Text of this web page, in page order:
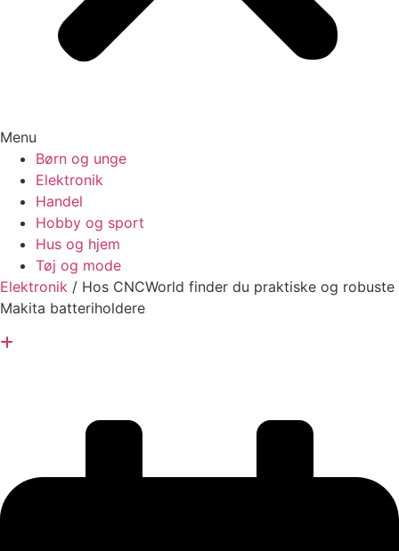
Menu
Børn og unge
Elektronik
Handel
Hobby og sport
Hus og hjem
Tøj og mode
Elektronik / Hos CNCWorld finder du praktiske og robuste
Makita batteriholdere